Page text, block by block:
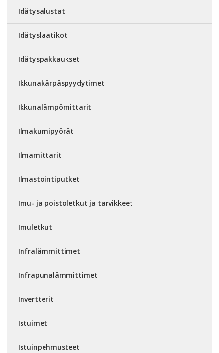
Idätysalustat
Idätyslaatikot
Idätyspakkaukset
Ikkunakärpäspyydytimet
Ikkunalämpömittarit
Ilmakumipyörät
Ilmamittarit
Ilmastointiputket
Imu- ja poistoletkut ja tarvikkeet
Imuletkut
Infralämmittimet
Infrapunalämmittimet
Invertterit
Istuimet
Istuinpehmusteet